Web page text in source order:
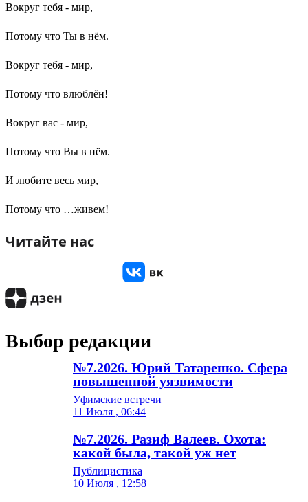
Вокруг тебя - мир,
Потому что Ты в нём.
Вокруг тебя - мир,
Потому что влюблён!
Вокруг вас - мир,
Потому что Вы в нём.
И любите весь мир,
Потому что …живем!
Читайте нас
Выбор редакции
№7.2026. Юрий Татаренко. Сфера
повышенной уязвимости
Уфимские встречи
11 Июля , 06:44
№7.2026. Разиф Валеев. Охота:
какой была, такой уж нет
Публицистика
10 Июля , 12:58